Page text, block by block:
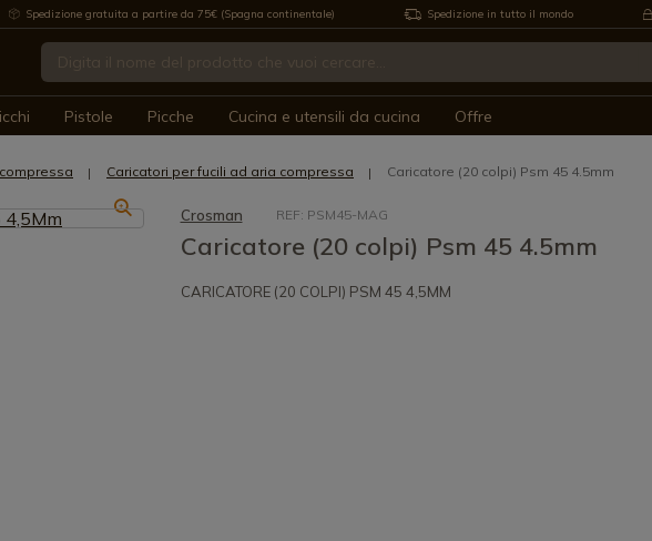
Spedizione gratuita a partire da 75€ (Spagna continentale) Spedizione in tutto il mondo
Pistole Picche Cucina e utensili da cucina Offre
Caricatori per fucili ad aria compressa Caricatore (20 colpi) Psm 45 4.5mm
Crosman REF: PSM45-MAG
Caricatore (20 colpi) Psm 45 4.5mm
CARICATORE (20 COLPI) PSM 45 4,5MM